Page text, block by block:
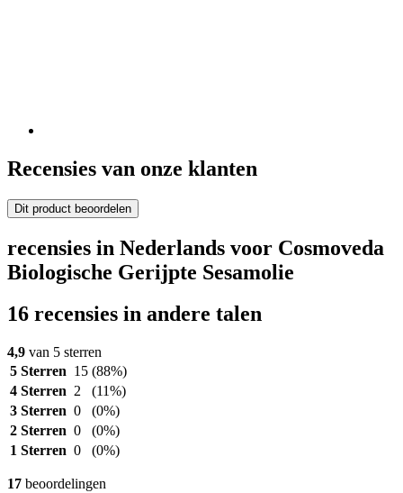
Recensies van onze klanten
Dit product beoordelen
recensies in Nederlands voor Cosmoveda
Biologische Gerijpte Sesamolie
16 recensies in andere talen
4,9 van 5 sterren
5 Sterren 15 (88%)
4 Sterren 2
(11%)
3 Sterren 0
(0%)
2 Sterren 0
(0%)
1 Sterren 0 (0%)
17 beoordelingen